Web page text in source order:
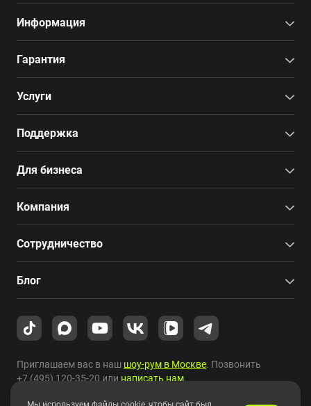
Информация
Гарантия
Услуги
Поддержка
Для бизнеса
Компания
Сотрудничество
Блог
Приглашаем вас в наш шоу-рум в Москве. Позвонить
+7 (495) 120-35-20илинаписать нам.